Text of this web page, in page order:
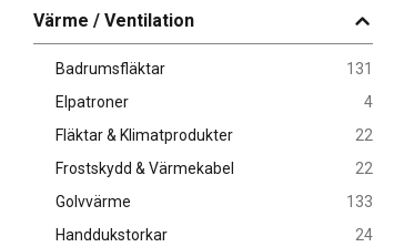
Värme / Ventilation
Badrumsfläktar
131
Elpatroner
4
Fläktar & Klimatprodukter
22
Frostskydd & Värmekabel
22
Golvvärme
133
Handdukstorkar
24